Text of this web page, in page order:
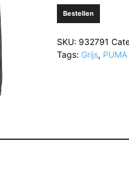
Bestellen
SKU: 932791
Tags: Grijs, PUMA